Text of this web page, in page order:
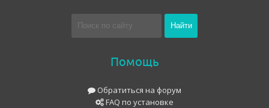
Помощь
Обратиться на форум
FAQ по установке